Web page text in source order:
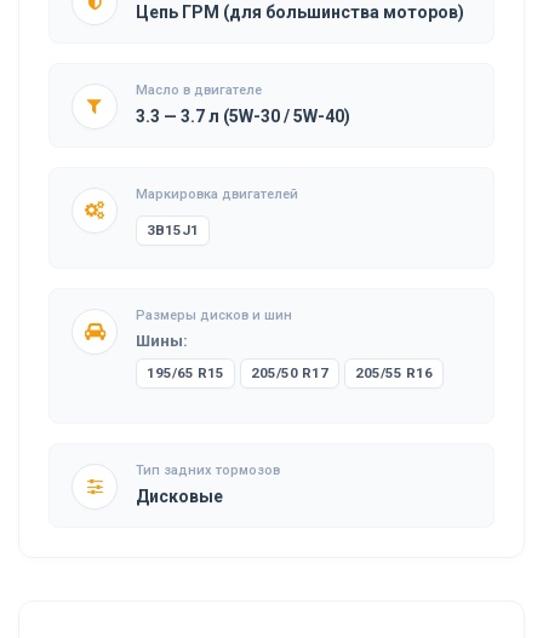
Цепь ГРМ (для большинства моторов)
Масло в двигателе
3.3 — 3.7 л (5W-30 / 5W-40)
Маркировка двигателей
3B15J1
Размеры дисков и шин
Шины:
195/65 R15 205/50 R17 205/55 R16
Тип задних тормозов
Дисковые